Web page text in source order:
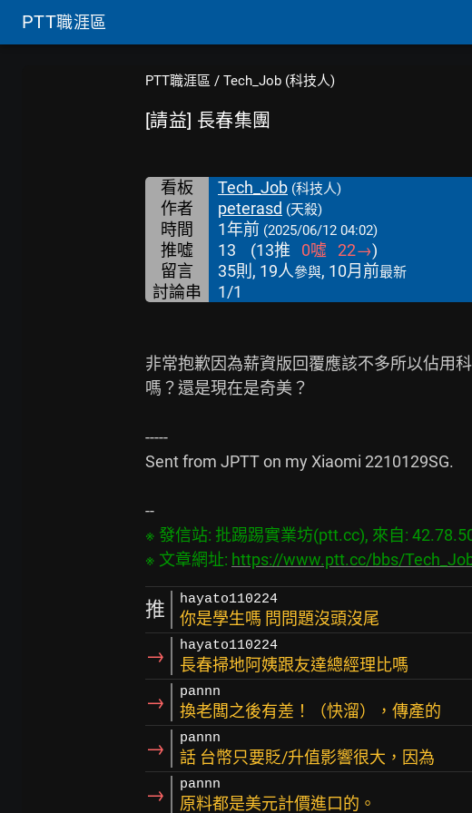
PTT職涯區
PTT職涯區 / Tech_Job (科技人)
[請益] 長春集團
看板 Tech_Job (科技人)
作者 peterasd (天殺)
時間 1年前 (2025/06/12 04:02)
推噓 13 (13推 0噓 22→)
留言
35則, 19人參與, 10月前最新
討論串 1/1
非常抱歉因為薪資版回覆應該不多所以佔用
嗎？還是現在是奇美？
-----
Sent from JPTT on my Xiaomi 2210129SG.
※ 發信站: 批踢踢實業坊(ptt.cc), 來自:
※ 文章網址: https://www.ptt.cc/bbs/
推 hayato110224
你是學生嗎 問問題沒頭沒尾
→ hayato110224
長春掃地阿姨跟友達總經理比嗎
→ pannn
換老闆之後有差！（快溜），傳產的
→ pannn
話 台幣只要貶/升值影響很大，因為
→ pannn
原料都是美元計價進口的。